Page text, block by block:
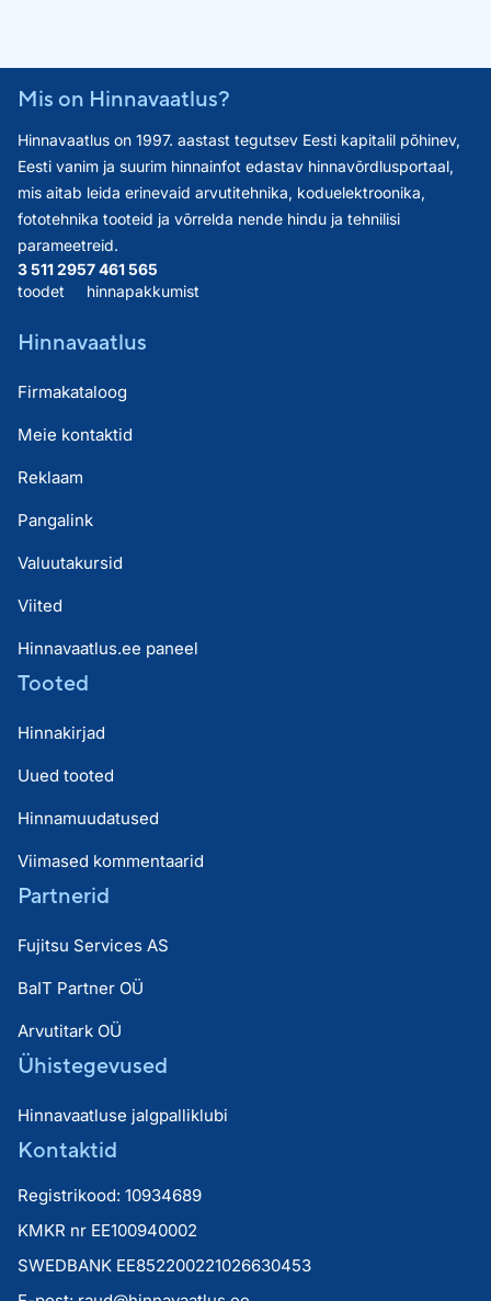
Mis on Hinnavaatlus?
Hinnavaatlus on 1997. aastast tegutsev Eesti kapitalil põhinev,
Eesti vanim ja suurim hinnainfot edastav hinnavõrdlusportaal,
mis aitab leida erinevaid arvutitehnika, koduelektroonika,
fototehnika tooteid ja võrrelda nende hindu ja tehnilisi
parameetreid.
3 511 295
toodet
7 461 565
hinnapakkumist
Hinnavaatlus
Firmakataloog
Meie kontaktid
Reklaam
Pangalink
Valuutakursid
Viited
Hinnavaatlus.ee paneel
Tooted
Hinnakirjad
Uued tooted
Hinnamuudatused
Viimased kommentaarid
Partnerid
Fujitsu Services AS
BaIT Partner OÜ
Arvutitark OÜ
Ühistegevused
Hinnavaatluse jalgpalliklubi
Kontaktid
Registrikood: 10934689
KMKR nr EE100940002
SWEDBANK EE852200221026630453